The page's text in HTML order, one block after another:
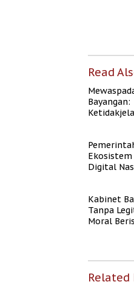
Read
Bayangan:
Ekosistem
Digital
Kabinet
Tanpa
Moral
Related